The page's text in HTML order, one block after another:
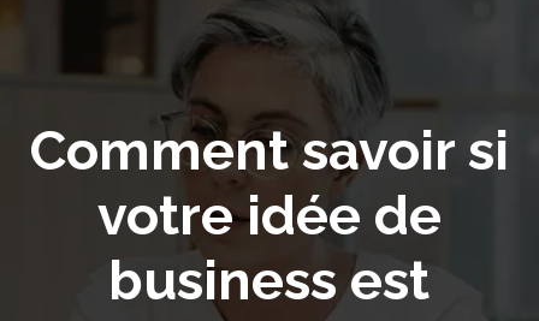
Comment savoir si
votre idée de
business est